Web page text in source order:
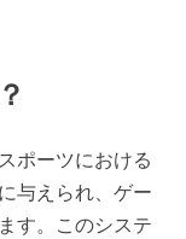
ポーツにおける
与えられ、ゲー
す。このシステ